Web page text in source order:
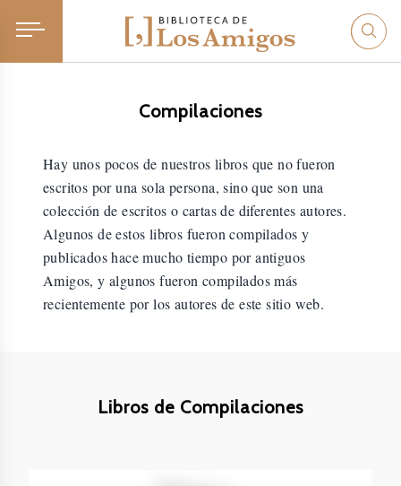
Compilaciones
Hay unos pocos de nuestros libros que no fueron
escritos por una sola persona, sino que son una
colección de escritos o cartas de diferentes autores.
Algunos de estos libros fueron compilados y
publicados hace mucho tiempo por antiguos
Amigos, y algunos fueron compilados más
recientemente por los autores de este sitio web.
Libros de Compilaciones